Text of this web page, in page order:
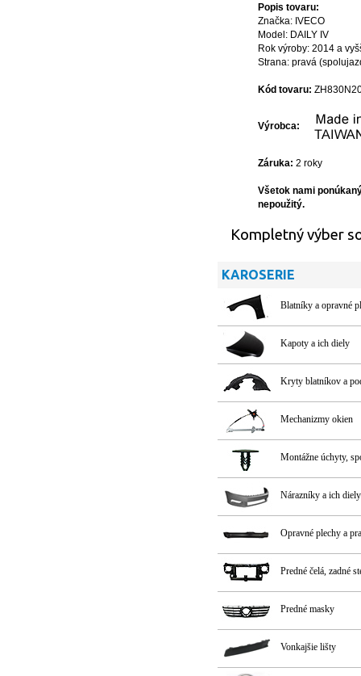
Popis tovaru:
Značka: IVECO
Model: DAILY IV
Rok výroby: 2014 a
Strana: pravá
Kód tovaru:
Výrobca:
Záruka: 2 roky
Všetok nami
nepoužitý.
Kompletný výber
KAROSERIE
Blatníky a opravné
Kapoty a ich diely
Kryty blatníkov a
Mechanizmy okien
Montážne úchyty,
Nárazníky a ich diely
Opravné plechy a
Predné čelá, zadné
Predné masky
Vonkajšie lišty